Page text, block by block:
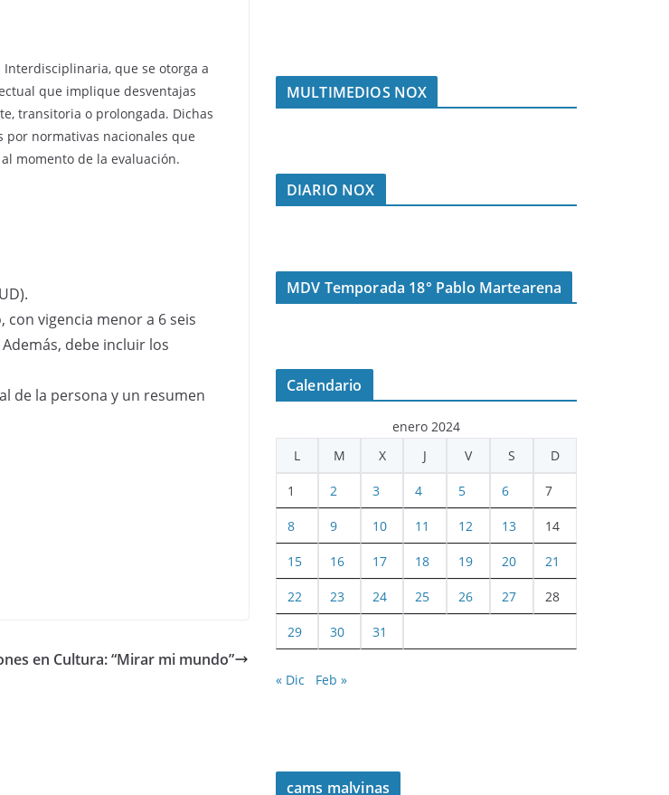
que se otorga a
que implique desventajas
transitoria o prolongada. Dichas
por normativas nacionales que
momento de la evaluación.
vigencia menor a 6 seis
debe incluir los
de la persona y un resumen
en Cultura: “Mirar mi mundo”
MULTIMEDIOS NOX
DIARIO NOX
MDV Temporada 18° Pablo Martearena
Calendario
enero 2024
L
M X J V S D
1 2 3 4 5 6 7
8 9 10 11 12 13 14
15 16 17 18 19 20 21
22 23 24 25 26 27 28
29 30 31
« Dic Feb »
cams malvinas